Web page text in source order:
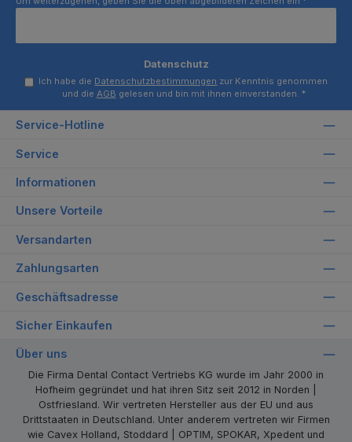
Datenschutz
Ich habe die Datenschutzbestimmungen zur Kenntnis genommen
und die AGB gelesen und bin mit ihnen einverstanden. *
Service-Hotline
Service
Informationen
Unsere Vorteile
Versandarten
Zahlungsarten
Geschäftsadresse
Sicher Einkaufen
Über uns
Die Firma Dental Contact Vertriebs KG wurde im Jahr 2000 in
Hofheim gegründet und hat ihren Sitz seit 2012 in Norden |
Ostfriesland. Wir vertreten Hersteller aus der EU und aus
Drittstaaten in Deutschland. Unter anderem vertreten wir Firmen
wie Cavex Holland, Stoddard | OPTIM, SPOKAR, Xpedent und